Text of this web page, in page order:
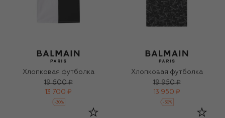
Хлопковая футболка
19 600 ₽
13 700 ₽
-30%
Хлопковая футболка
19 950 ₽
13 950 ₽
-30%